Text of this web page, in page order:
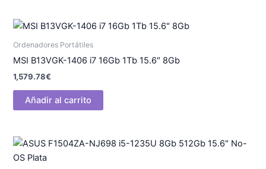
Ordenadores Portátiles
MSI B13VGK-1406 i7 16Gb 1Tb 15.6″ 8Gb
1,579.78€
Añadir al carrito